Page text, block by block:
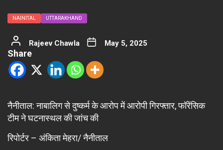
NAINITAL UTTARAKHAND
Rajeev Chawla May 5, 2025
Share
नैनीताल: नाबालिग से दुष्कर्म के आरोप में आरोपी गिरफ्तार, फॉरेंसिक
टीम ने घटनास्थल की जांच की
रिपोर्टर – अंकिता मेहरा/ नैनीताल